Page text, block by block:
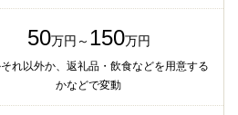
50万円～ 150万円
れ以外か、返礼品・飲食などを用意する
かなどで変動